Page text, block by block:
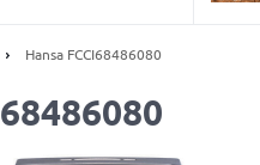
Hansa FCCI68486080